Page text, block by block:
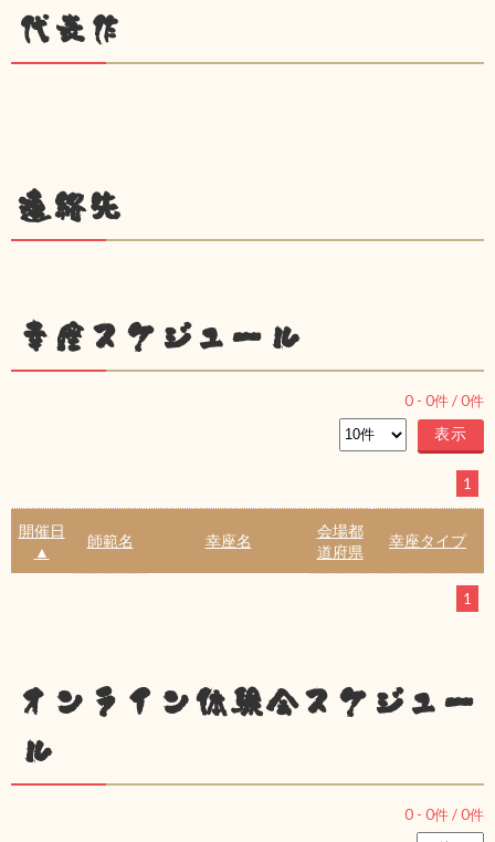
代表作
連絡先
幸座スケジュール
0 - 0件 /0件
1
開催日
▲
師範名 幸座名
会場都
道府県
幸座タイプ
1
オンライン体験会スケジュー
ル
0 - 0件 /0件